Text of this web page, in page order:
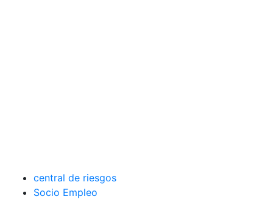
central de riesgos
Socio Empleo